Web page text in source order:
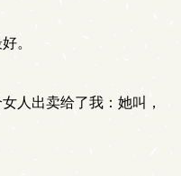
。
人出卖给了我：她叫，